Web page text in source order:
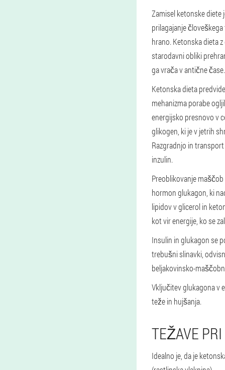
Zamisel ketonske diete
prilagajanje
hrano. Ketonska dieta
starodavni obliki
ga vrača v antične čase.
Ketonska dieta
mehanizma porabe
energijsko presnovo v
glikogen, ki je v jetrih
Razgradnjo in
inzulin.
Preoblikovanje
hormon glukagon, ki
lipidov v glicerol in
kot vir energije, ko se
Insulin in glukagon se
trebušni slinavki,
beljakovinsko-
Vključitev glukagona v
teže in hujšanja.
TEŽAVE PRI
Idealno je, da je